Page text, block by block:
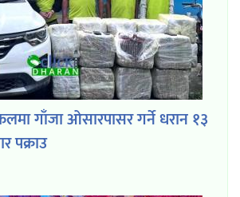
गाँजा ओसारपासर गर्ने धरान १३
पक्राउ